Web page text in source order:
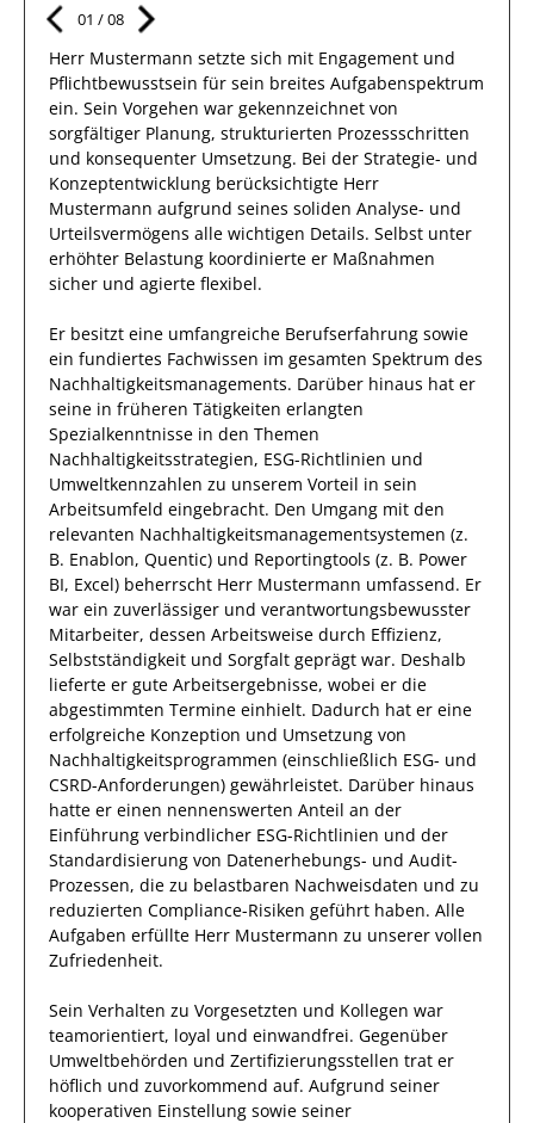
01 /08
Herr Mustermann setzte sich mit Engagement und
Pflichtbewusstsein für sein breites Aufgabenspektrum
ein. Sein Vorgehen war gekennzeichnet von
sorgfältiger Planung, strukturierten Prozessschritten
und konsequenter Umsetzung. Bei der Strategie- und
Konzeptentwicklung berücksichtigte Herr
Mustermann aufgrund seines soliden Analyse- und
Urteilsvermögens alle wichtigen Details. Selbst unter
erhöhter Belastung koordinierte er Maßnahmen
sicher und agierte flexibel.
Er besitzt eine umfangreiche Berufserfahrung sowie
ein fundiertes Fachwissen im gesamten Spektrum des
Nachhaltigkeitsmanagements. Darüber hinaus hat er
seine in früheren Tätigkeiten erlangten
Spezialkenntnisse in den Themen
Nachhaltigkeitsstrategien, ESG-Richtlinien und
Umweltkennzahlen zu unserem Vorteil in sein
Arbeitsumfeld eingebracht. Den Umgang mit den
relevanten Nachhaltigkeitsmanagementsystemen (z.
B. Enablon, Quentic) und Reportingtools (z. B. Power
BI, Excel) beherrscht Herr Mustermann umfassend. Er
war ein zuverlässiger und verantwortungsbewusster
Mitarbeiter, dessen Arbeitsweise durch Effizienz,
Selbstständigkeit und Sorgfalt geprägt war. Deshalb
lieferte er gute Arbeitsergebnisse, wobei er die
abgestimmten Termine einhielt. Dadurch hat er eine
erfolgreiche Konzeption und Umsetzung von
Nachhaltigkeitsprogrammen (einschließlich ESG- und
CSRD-Anforderungen) gewährleistet. Darüber hinaus
hatte er einen nennenswerten Anteil an der
Einführung verbindlicher ESG-Richtlinien und der
Standardisierung von Datenerhebungs- und Audit-
Prozessen, die zu belastbaren Nachweisdaten und zu
reduzierten Compliance-Risiken geführt haben. Alle
Aufgaben erfüllte Herr Mustermann zu unserer vollen
Zufriedenheit.
Sein Verhalten zu Vorgesetzten und Kollegen war
teamorientiert, loyal und einwandfrei. Gegenüber
Umweltbehörden und Zertifizierungsstellen trat er
höflich und zuvorkommend auf. Aufgrund seiner
kooperativen Einstellung sowie seiner